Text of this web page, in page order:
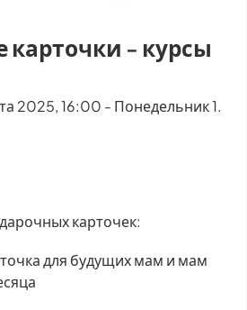
карточки - курсы
2025, 16:00 - Понедельник 1.
карточек:
для будущих мам и мам